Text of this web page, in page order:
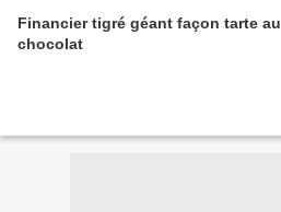
Financier tigré géant façon tarte au
chocolat